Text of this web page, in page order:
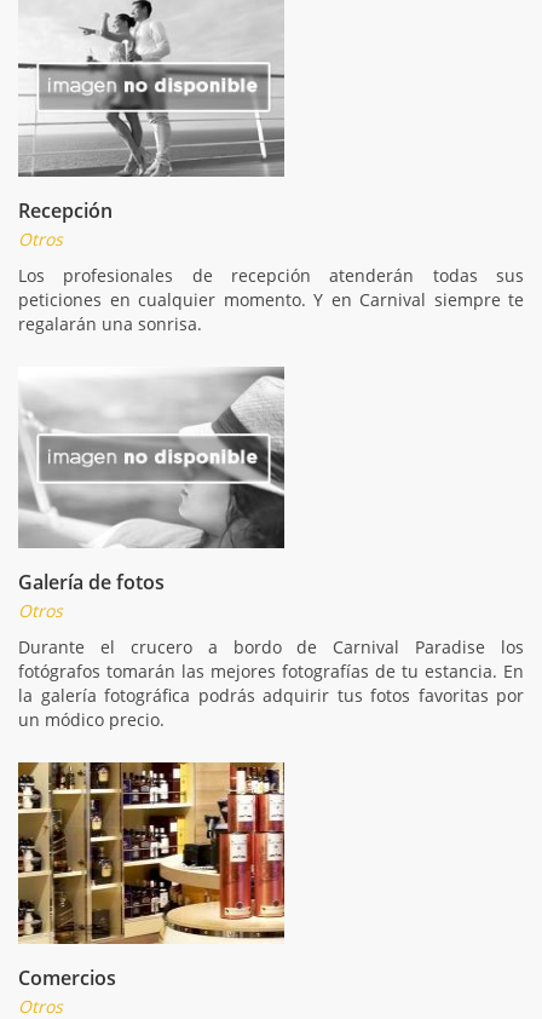
Recepción
Otros
Los profesionales de recepción atenderán todas sus
peticiones en cualquier momento. Y en Carnival siempre te
regalarán una sonrisa.
Galería de fotos
Otros
Durante el crucero a bordo de Carnival Paradise los
fotógrafos tomarán las mejores fotografías de tu estancia. En
la galería fotográfica podrás adquirir tus fotos favoritas por
un módico precio.
Comercios
Otros